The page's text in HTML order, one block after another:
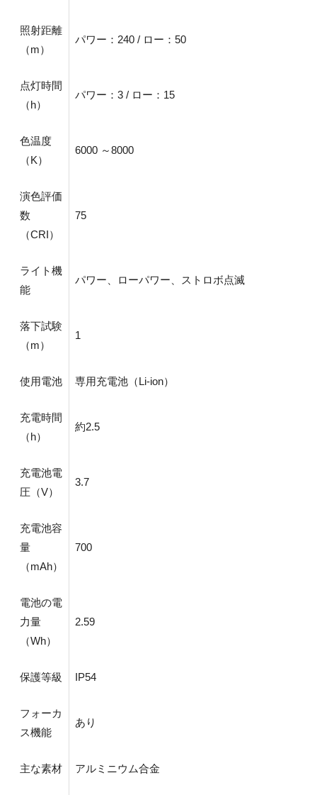
照射距離
（m）
パワー：240 / ロー：50
点灯時間
（h）
パワー：3 / ロー：15
色温度
（K）
6000 ～8000
演色評価
数
（CRI）
75
ライト機
能
パワー、ローパワー、ストロボ点滅
落下試験
（m）
1
使用電池 専用充電池（Li-ion）
充電時間
（h）
約2.5
充電池電
圧（V）
3.7
充電池容
量
（mAh）
700
電池の電
力量
（Wh）
2.59
保護等級 IP54
フォーカ
ス機能
あり
主な素材 アルミニウム合金